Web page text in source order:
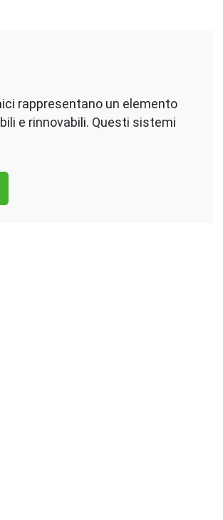
rappresentano un elemento
e rinnovabili. Questi sistemi